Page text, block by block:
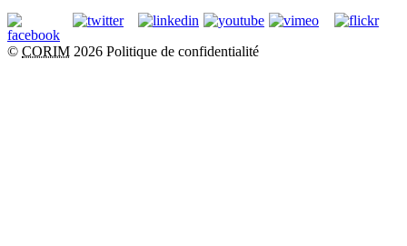
© CORIM 2026 Politique de confidentialité